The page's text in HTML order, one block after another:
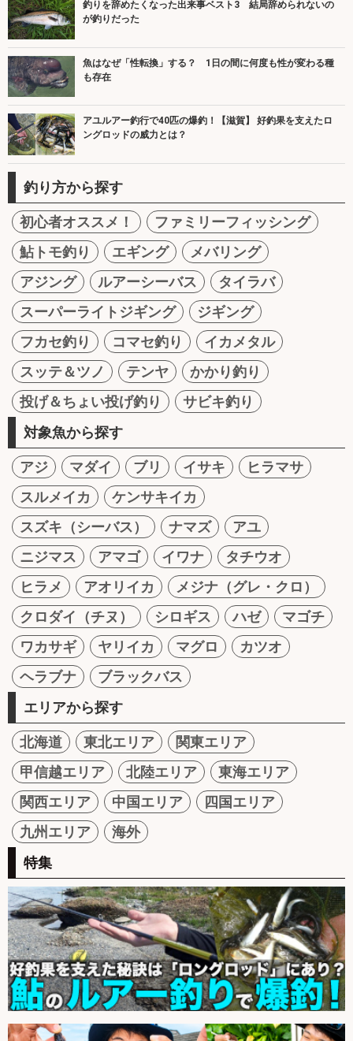
釣りを辞めたくなった出来事ベスト3 結局辞められないの
が釣りだった
魚はなぜ「性転換」する？ 1日の間に何度も性が変わる種
も存在
アユルアー釣行で40匹の爆釣！【滋賀】 好釣果を支えたロ
ングロッドの威力とは？
釣り方から探す
初心者オススメ！
ファミリーフィッシング
鮎トモ釣り
エギング
メバリング
アジング
ルアーシーバス
タイラバ
スーパーライトジギング
ジギング
フカセ釣り
コマセ釣り
イカメタル
スッテ＆ツノ
テンヤ
かかり釣り
投げ＆ちょい投げ釣り
サビキ釣り
対象魚から探す
アジ マダイ ブリ イサキ
ヒラマサ
スルメイカ
ケンサキイカ
スズキ（シーバス）
ナマズ
アユ
ニジマス
アマゴ イワナ
タチウオ
ヒラメ
アオリイカ
メジナ（グレ・クロ）
クロダイ（チヌ）
シロギス ハゼ
マゴチ
ワカサギ
ヤリイカ マグロ
カツオ
ヘラブナ
ブラックバス
エリアから探す
北海道 東北エリア
関東エリア
甲信越エリア
北陸エリア
東海エリア
関西エリア
中国エリア
四国エリア
九州エリア
海外
特集